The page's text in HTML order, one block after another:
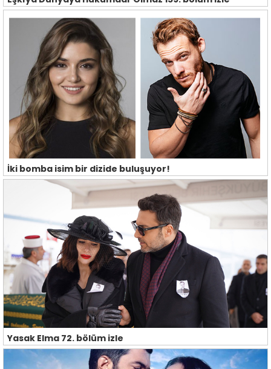
İki bomba isim bir dizide buluşuyor!
Yasak Elma 72. bölüm izle